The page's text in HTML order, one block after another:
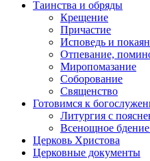
Таинства и обряды
Крещение
Причастие
Исповедь и
Отпевание,
Миропомазание
Соборование
Священство
Готовимся к
Литургия с
Всенощное
Церковь Христова
Церковные документы